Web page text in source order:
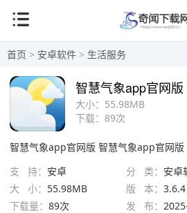
首页 > 安卓软件 > 生活服务
大小： 55.98MB
下载： 89次
智慧气象app官网版
智慧气象app官网版 智慧气象app官网版
支 持： 安卓 分 类： 安卓
大 小： 55.98MB 版 本： 3.6.4
下载量： 89次 发 布：